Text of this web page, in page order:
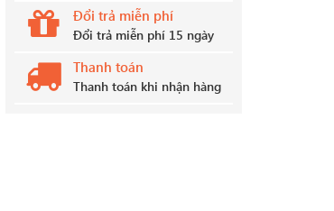
Đổi trả miễn phí
Đổi trả miễn phí 15 ngày
Thanh toán
Thanh toán khi nhận hàng